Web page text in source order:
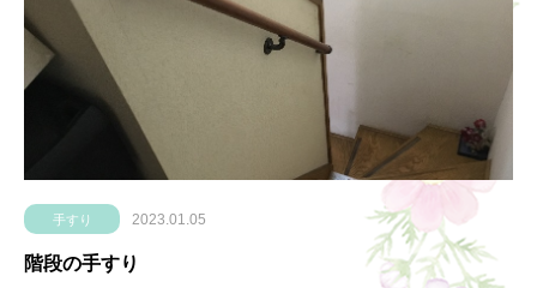
手すり 2023.01.05
階段の手すり